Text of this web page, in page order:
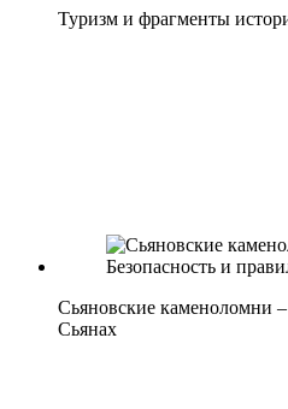
Туризм и фрагменты
Сьяновские каменоломни
Сьянах